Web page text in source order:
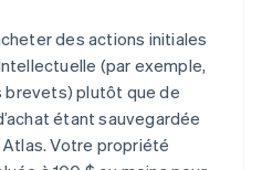
des actions initiales
(par exemple,
brevets) plutôt que de
étant sauvegardée
Votre propriété